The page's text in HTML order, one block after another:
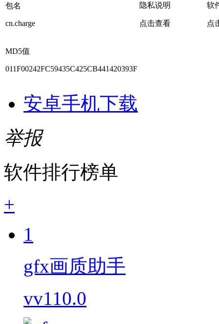
包名
cn.charge
隐私说明
点击查看
软
点
MD5值
011F00242FC59435C425CB441420393F
安卓手机下载
举报
软件排行榜单
+
1
gfx画质助手
vv110.0